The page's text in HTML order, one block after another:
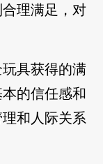
理满足，对
具获得的满
的信任感和
和人际关系